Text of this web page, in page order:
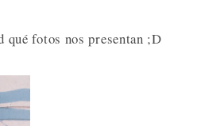
fotos nos presentan ;D